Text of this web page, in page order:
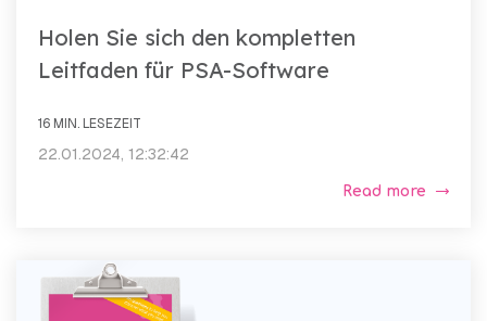
Holen Sie sich den kompletten
Leitfaden für PSA-Software
16 MIN. LESEZEIT
22.01.2024, 12:32:42
Read more